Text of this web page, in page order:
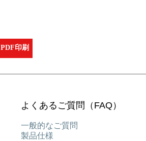
PDF印刷
よくあるご質問（FAQ）
一般的なご質問
製品仕様